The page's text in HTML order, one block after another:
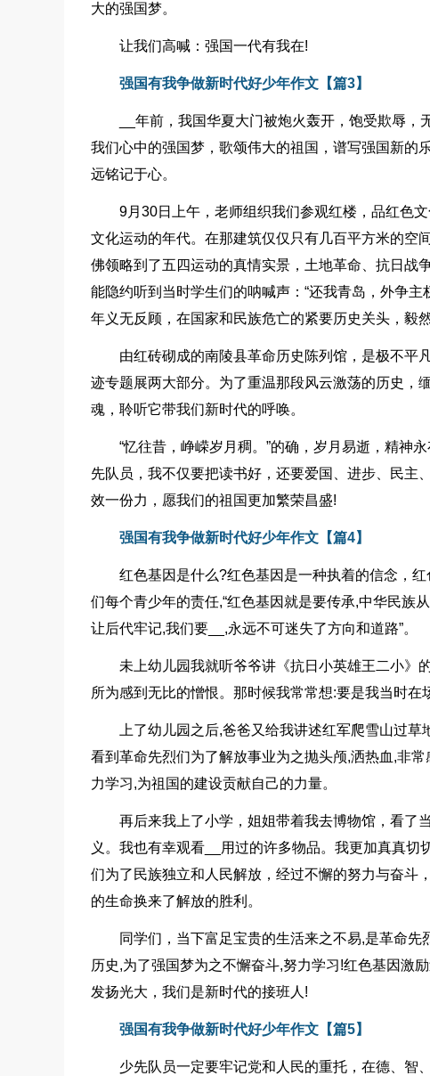
大的强国梦。
让我们高喊：强国一代有我在!
强国有我争做新时代好少年作文【篇3】
__年前，我国华夏大门被炮火轰开，饱受欺辱
我们心中的强国梦，歌颂伟大的祖国，谱写强国新的
远铭记于心。
9月30日上午，老师组织我们参观红楼，品红色
文化运动的年代。在那建筑仅仅只有几百平方米的空
佛领略到了五四运动的真情实景，土地革命、抗日战
能隐约听到当时学生们的呐喊声：“还我青岛，外争
年义无反顾，在国家和民族危亡的紧要历史关头，毅
由红砖砌成的南陵县革命历史陈列馆，是极不平
迹专题展两大部分。为了重温那段风云激荡的历史，
魂，聆听它带我们新时代的呼唤。
“忆往昔，峥嵘岁月稠。”的确，岁月易逝，精神
先队员，我不仅要把读书好，还要爱国、进步、民主
效一份力，愿我们的祖国更加繁荣昌盛!
强国有我争做新时代好少年作文【篇4】
红色基因是什么?红色基因是一种执着的信念，
们每个青少年的责任,“红色基因就是要传承,中华民族
让后代牢记,我们要__,永远不可迷失了方向和道路”。
未上幼儿园我就听爷爷讲《抗日小英雄王二小》
所为感到无比的憎恨。那时候我常常想:要是我当时在
上了幼儿园之后,爸爸又给我讲述红军爬雪山过
看到革命先烈们为了解放事业为之抛头颅,洒热血,非
力学习,为祖国的建设贡献自己的力量。
再后来我上了小学，姐姐带着我去博物馆，看了
义。我也有幸观看__用过的许多物品。我更加真真
们为了民族独立和人民解放，经过不懈的努力与奋斗
的生命换来了解放的胜利。
同学们，当下富足宝贵的生活来之不易,是革命
历史,为了强国梦为之不懈奋斗,努力学习!红色基因激
发扬光大，我们是新时代的接班人!
强国有我争做新时代好少年作文【篇5】
少先队员一定要牢记党和人民的重托，在德、智